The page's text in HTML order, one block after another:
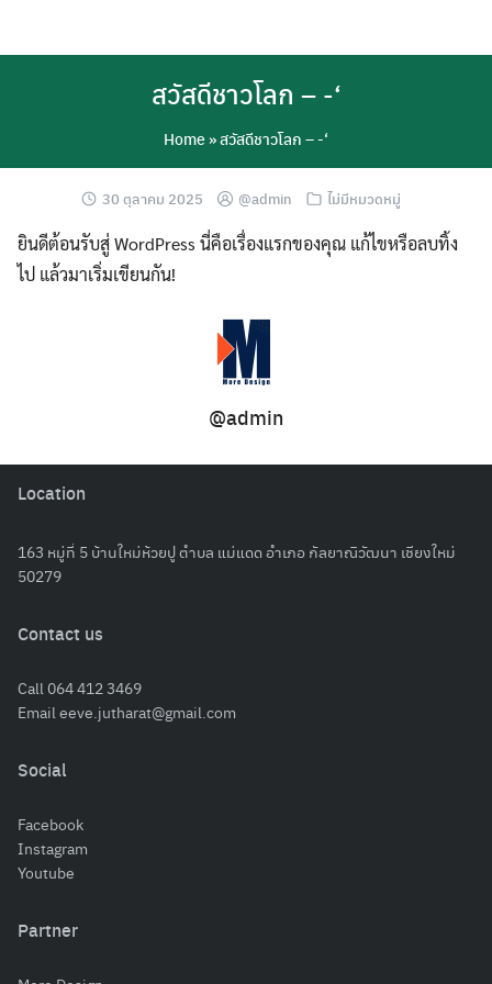
for:
สวัสดีชาวโลก – -‘
Home»สวัสดีชาวโลก – -‘
30 ตุลาคม 2025 @admin ไม่มีหมวดหมู่
ยินดีต้อนรับสู่ WordPress นี่คือเรื่องแรกของคุณ แก้ไขหรือลบทิ้ง
ไป แล้วมาเริ่มเขียนกัน!
@admin
Location
163 หมู่ที่ 5 บ้านใหม่ห้วยปู ตำบล แม่แดด อำเภอ กัลยาณิวัฒนา เชียงใหม่
50279
Contact us
Call 064 412 3469
Email eeve.jutharat@gmail.com
Social
Facebook
Instagram
Youtube
Partner